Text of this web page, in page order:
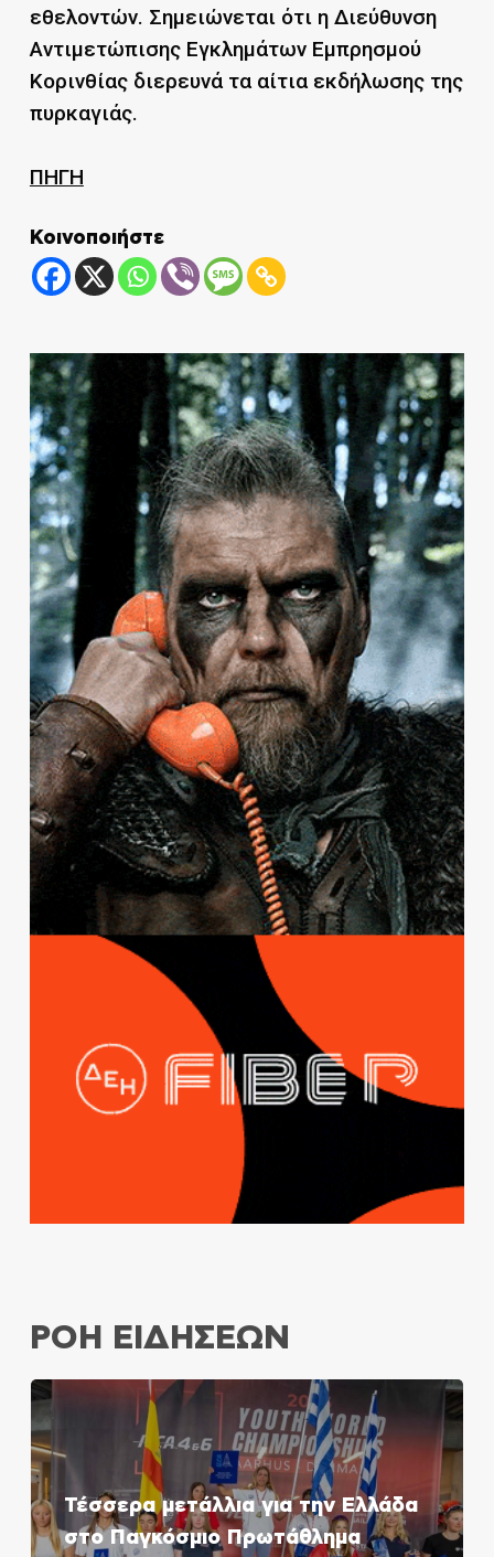
εθελοντών. Σημειώνεται ότι η Διεύθυνση
Αντιμετώπισης Εγκλημάτων Εμπρησμού
Κορινθίας διερευνά τα αίτια εκδήλωσης της
πυρκαγιάς.
ΠΗΓΗ
Κοινοποιήστε
ΡΟΗ ΕΙΔΗΣΕΩΝ
Τέσσερα μετάλλια για την Ελλάδα
στο Παγκόσμιο Πρωτάθλημα